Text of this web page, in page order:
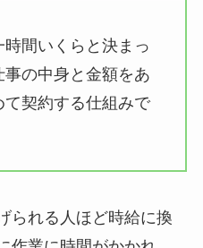
間いくらと決まっ
の中身と金額をあ
て契約する仕組みで
られる人ほど時給に換